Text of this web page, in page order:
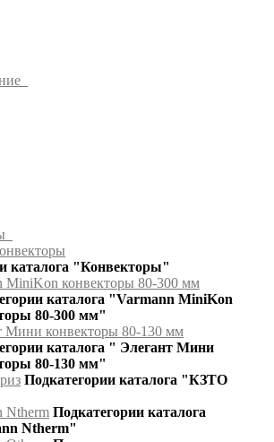
каталога "Конвекторы"
MiniKon конвекторы 80-300 мм
каталога "Varmann MiniKon
80-300 мм"
Мини конвекторы 80-130 мм
каталога " Элегант Мини
80-130 мм"
Подкатегории каталога "КЗТО
Ntherm Подкатегории каталога
Ntherm"